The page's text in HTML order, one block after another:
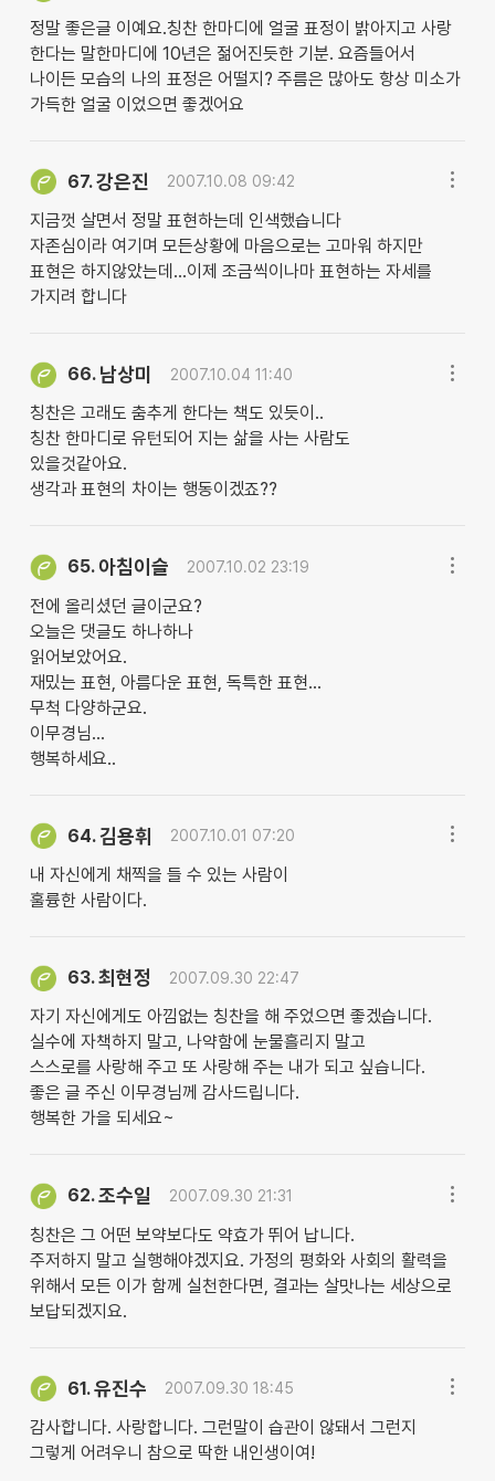
정말 좋은글 이예요.칭찬 한마디에 얼굴 표정이 밝아지고 사랑
한다는 말한마디에 10년은 젊어진듯한 기분. 요즘들어서
나이든 모습의 나의 표정은 어떨지? 주름은 많아도 항상 미소가
가득한 얼굴 이었으면 좋겠어요
67.강은진 2007.10.08 09:42
지금껏 살면서 정말 표현하는데 인색했습니다
자존심이라 여기며 모든상황에 마음으로는 고마워 하지만
표현은 하지않았는데...이제 조금씩이나마 표현하는 자세를
가지려 합니다
66. 남상미 2007.10.04 11:40
칭찬은 고래도 춤추게 한다는 책도 있듯이..
칭찬 한마디로 유턴되어 지는 삶을 사는 사람도
있을것같아요.
생각과 표현의 차이는 행동이겠죠??
65. 아침이슬 2007.10.02 23:19
전에 올리셨던 글이군요?
오늘은 댓글도 하나하나
읽어보았어요.
재밌는 표현, 아름다운 표현, 독특한 표현...
무척 다양하군요.
이무경님...
행복하세요..
64.김용휘 2007.10.01 07:20
내 자신에게 채찍을 들 수 있는 사람이
훌륭한 사람이다.
63.최현정 2007.09.30 22:47
자기 자신에게도 아낌없는 칭찬을 해 주었으면 좋겠습니다.
실수에 자책하지 말고, 나약함에 눈물흘리지 말고
스스로를 사랑해 주고 또 사랑해 주는 내가 되고 싶습니다.
좋은 글 주신 이무경님께 감사드립니다.
행복한 가을 되세요~
62.조수일 2007.09.30 21:31
칭찬은 그 어떤 보약보다도 약효가 뛰어 납니다.
주저하지 말고 실행해야겠지요. 가정의 평화와 사회의 활력을
위해서 모든 이가 함께 실천한다면, 결과는 살맛나는 세상으로
보답되겠지요.
61.유진수 2007.09.30 18:45
감사합니다. 사랑합니다. 그런말이 습관이 않돼서 그런지
그렇게 어려우니 참으로 딱한 내인생이여!